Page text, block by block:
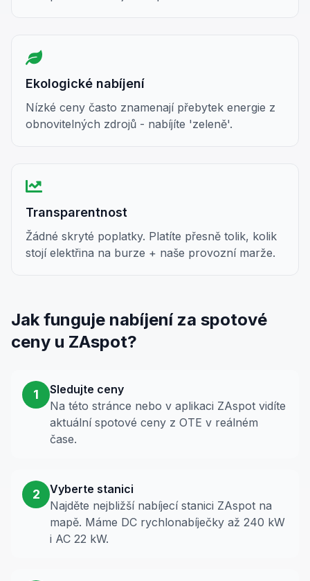
Ekologické nabíjení
Nízké ceny často znamenají přebytek energie z
obnovitelných zdrojů - nabíjíte 'zeleně'.
Transparentnost
Žádné skryté poplatky. Platíte přesně tolik, kolik
stojí elektřina na burze + naše provozní marže.
Jak funguje nabíjení za spotové
ceny u ZAspot?
1
Sledujte ceny
Na této stránce nebo v aplikaci ZAspot vidíte
aktuální spotové ceny z OTE v reálném
čase.
2
Vyberte stanici
Najděte nejbližší nabíjecí stanici ZAspot na
mapě. Máme DC rychlonabíječky až 240 kW
i AC 22 kW.